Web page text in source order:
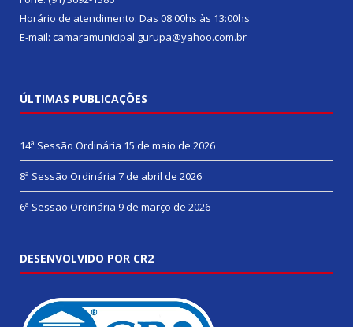
Horário de atendimento: Das 08:00hs às 13:00hs
E-mail: camaramunicipal.gurupa@yahoo.com.br
ÚLTIMAS PUBLICAÇÕES
14ª Sessão Ordinária 15 de maio de 2026
8ª Sessão Ordinária 7 de abril de 2026
6ª Sessão Ordinária 9 de março de 2026
DESENVOLVIDO POR CR2